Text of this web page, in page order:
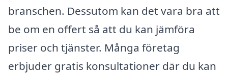
branschen. Dessutom kan det vara bra att
be om en offert så att du kan jämföra
priser och tjänster. Många företag
erbjuder gratis konsultationer där du kan